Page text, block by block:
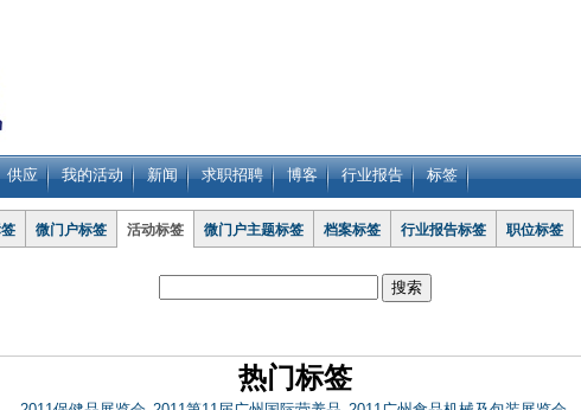
供应 我的活动 新闻 求职招聘 博客 行业报告 标签
微门户标签 活动标签 微门户主题标签 档案标签 行业报告标签 职位标签
热门标签